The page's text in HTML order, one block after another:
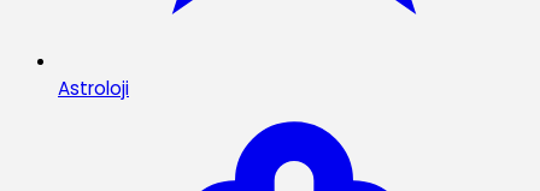
Astroloji